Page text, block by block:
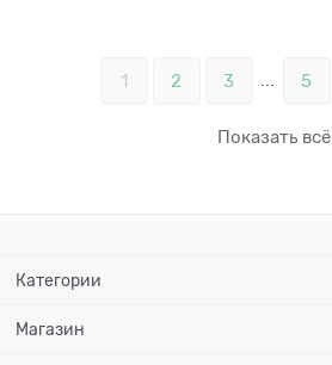
1 2 3 5
Показать всё
Категории
Магазин